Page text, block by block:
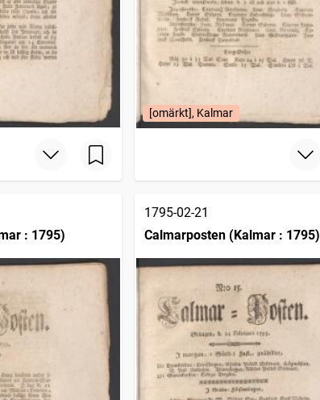
[omärkt], Kalmar
: 1795)
1795-02-21
Calmarposten (Kalmar : 1795)